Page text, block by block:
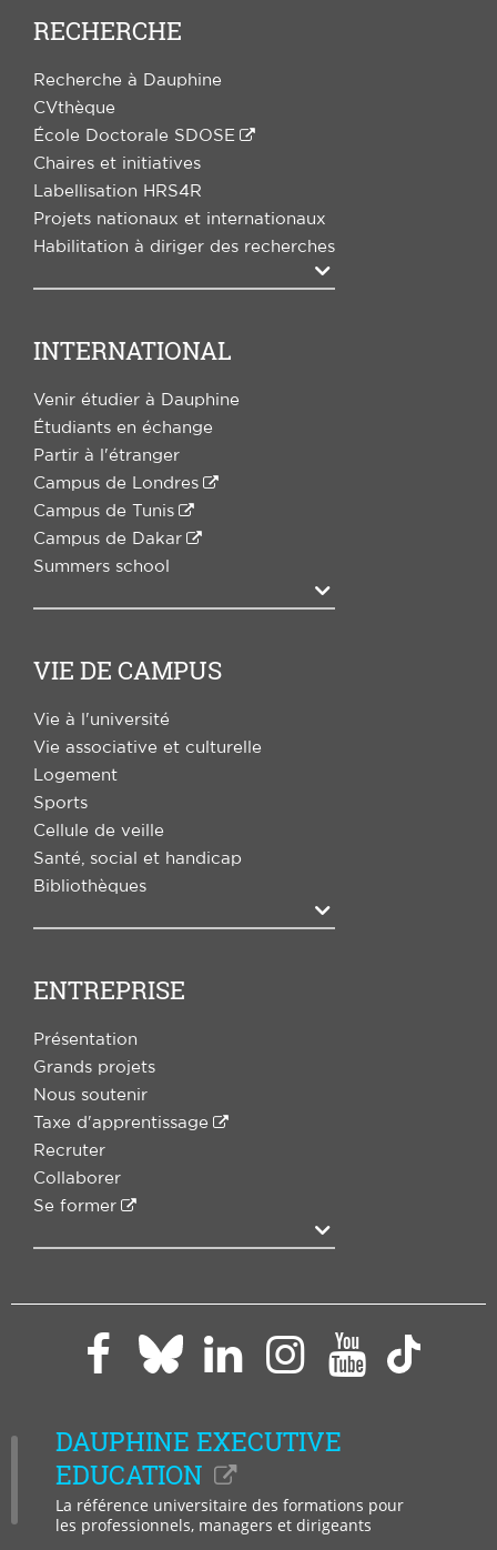
RECHERCHE
Recherche à Dauphine
CVthèque
École Doctorale SDOSE
Chaires et initiatives
Labellisation HRS4R
Projets nationaux et internationaux
Habilitation à diriger des recherches
Agrandir
INTERNATIONAL
Venir étudier à Dauphine
Étudiants en échange
Partir à l'étranger
Campus de Londres
Campus de Tunis
Campus de Dakar
Summers school
Agrandir
VIE DE CAMPUS
Vie à l'université
Vie associative et culturelle
Logement
Sports
Cellule de veille
Santé, social et handicap
Bibliothèques
Agrandir
ENTREPRISE
Présentation
Grands projets
Nous soutenir
Taxe d'apprentissage
Recruter
Collaborer
Se former
Agrandir
Paris
Dauphine
Facebook
Paris
Dauphine
sur
Bluesky
Paris
Dauphine
LinkedIn
Paris
Dauphine
Instagram
ParisParis
DAUPHINE EXECUTIVE
EDUCATION
La référence universitaire des formations pour
les professionnels, managers et dirigeants